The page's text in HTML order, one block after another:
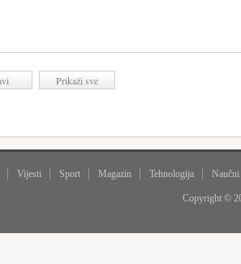
Vijesti Sport Magazin Tehnologija
Copyright ©